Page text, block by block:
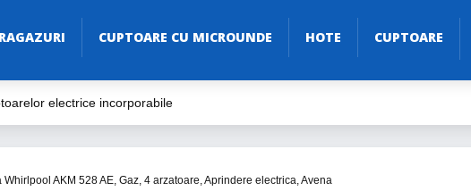
CUPTOARE CU MICROUNDE HOTE CUPTOARE
electrice incorporabile
Electric în 2023AKM 528 AE, Gaz, 4 arzatoare, Aprindere electrica, Avena